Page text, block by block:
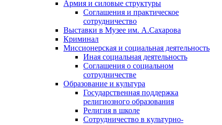
Армия и силовые структуры
Соглашения и практическое
сотрудничество
Выставки в Музее им. А.Сахарова
Криминал
Миссионерская и социальная деятельность
Иная социальная деятельность
Соглашения о социальном
сотрудничестве
Образование и культура
Государственная поддержка
религиозного образования
Религия в школе
Сотрудничество в культурно-